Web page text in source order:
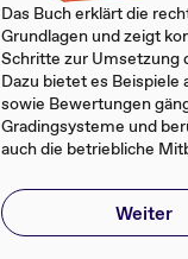
Das Buch erklärt die
Grundlagen und zeigt
Schritte zur Umsetzung
Dazu bietet es Beispiele
sowie Bewertungen
Gradingsysteme und
auch die betriebliche
Weiter